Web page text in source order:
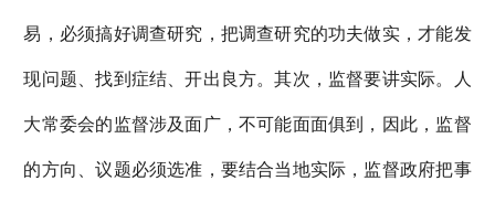
易，必须搞好调查研究，把调查研究的功夫做实，才能发
现问题、找到症结、开出良方。其次，监督要讲实际。人
大常委会的监督涉及面广，不可能面面俱到，因此，监督
的方向、议题必须选准，要结合当地实际，监督政府把事